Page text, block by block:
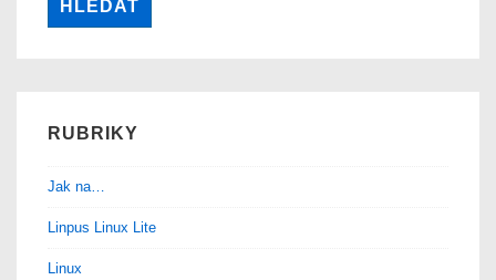
RUBRIKY
Jak na…
Linpus Linux Lite
Linux